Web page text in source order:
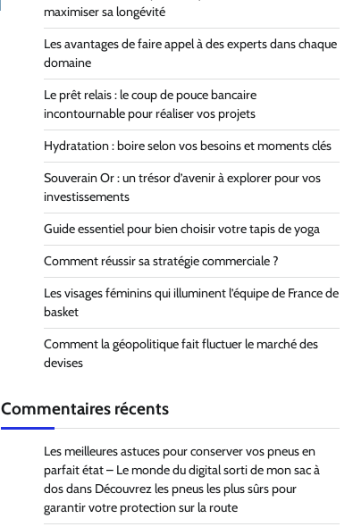
maximiser sa longévité
Les avantages de faire appel à des experts dans chaque
domaine
Le prêt relais : le coup de pouce bancaire
incontournable pour réaliser vos projets
Hydratation : boire selon vos besoins et moments clés
Souverain Or : un trésor d’avenir à explorer pour vos
investissements
Guide essentiel pour bien choisir votre tapis de yoga
Comment réussir sa stratégie commerciale ?
Les visages féminins qui illuminent l’équipe de France de
basket
Comment la géopolitique fait fluctuer le marché des
devises
Commentaires récents
Les meilleures astuces pour conserver vos pneus en
parfait état – Le monde du digital sorti de mon sac à
dosdans Découvrez les pneus les plus sûrs pour
garantir votre protection sur la route